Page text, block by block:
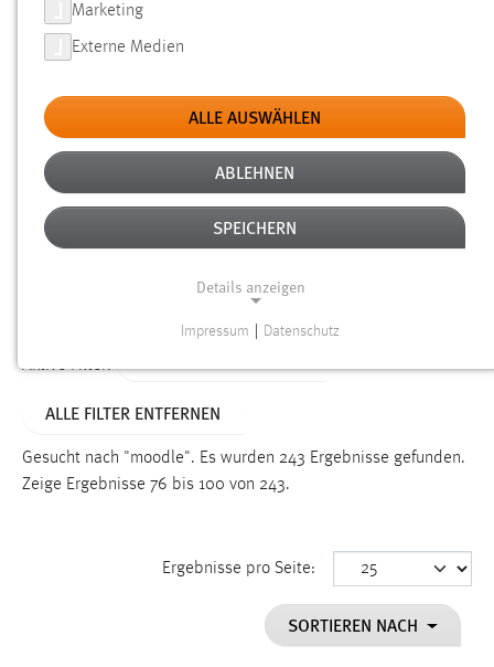
FILTER
Typ
Erstellungsdatum
Alter
Aktive Filter:
ALLE FILTER ENTFERNEN
Gesucht nach "moodle". Es wurden 243 Ergebnisse gefunden.
Zeige Ergebnisse 76 bis 100 von 243.
Ergebnisse pro Seite:
SORTIEREN NACH
Marketing
Externe Medien
ALLE AUSWÄHLEN
ABLEHNEN
SPEICHERN
Details anzeigen
Funktionen und sind für die einwandfreie Funktion der
Einverständnis
cookie_consent
Dieser Cookie speichert die ausgewählten Einverständnis-
Impressum Datenschutz